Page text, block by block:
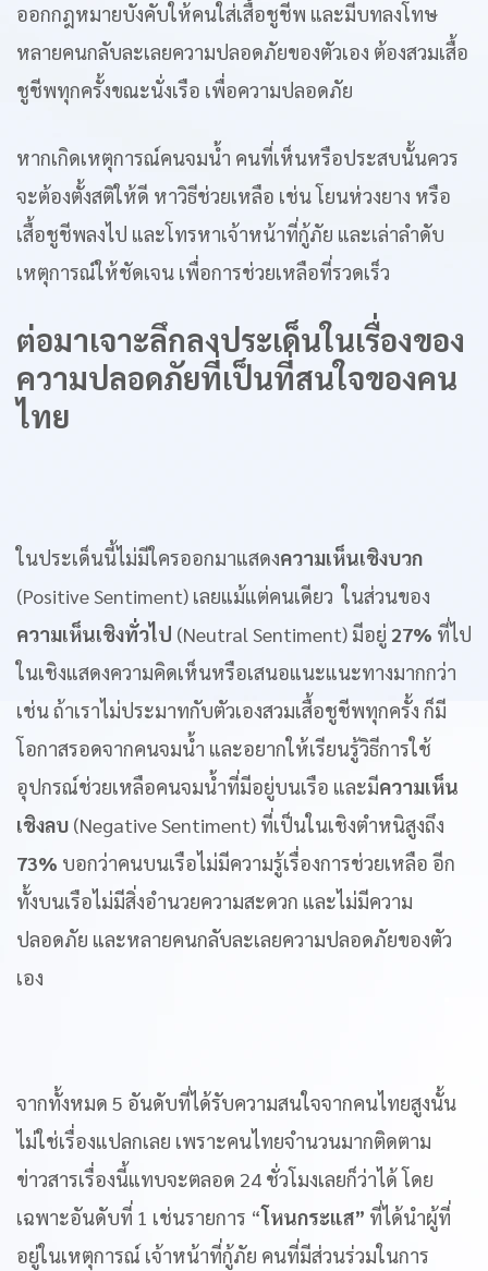
ออกกฎหมายบังคับให้คนใส่เสื้อชูชีพ และมีบทลงโทษ
หลายคนกลับละเลยความปลอดภัยของตัวเอง ต้องสวมเสื้อ
ชูชีพทุกครั้งขณะนั่งเรือ เพื่อความปลอดภัย
หากเกิดเหตุการณ์คนจมน้ำ คนที่เห็นหรือประสบนั้นควร
จะต้องตั้งสติให้ดี หาวิธีช่วยเหลือ เช่น โยนห่วงยาง หรือ
เสื้อชูชีพลงไป และโทรหาเจ้าหน้าที่กู้ภัย และเล่าลำดับ
เหตุการณ์ให้ชัดเจน เพื่อการช่วยเหลือที่รวดเร็ว
ต่อมาเจาะลึกลงประเด็นในเรื่องของ
ความปลอดภัยที่เป็นที่สนใจของคน
ไทย
ในประเด็นนี้ไม่มีใครออกมาแสดงความเห็นเชิงบวก
(Positive Sentiment) เลยแม้แต่คนเดียว ในส่วนของ
ความเห็นเชิงทั่วไป (Neutral Sentiment) มีอยู่ 27% ที่ไป
ในเชิงแสดงความคิดเห็นหรือเสนอแนะแนะทางมากกว่า
เช่น ถ้าเราไม่ประมาทกับตัวเองสวมเสื้อชูชีพทุกครั้ง ก็มี
โอกาสรอดจากคนจมน้ำ และอยากให้เรียนรู้วิธีการใช้
อุปกรณ์ช่วยเหลือคนจมน้ำที่มีอยู่บนเรือ และมีความเห็น
เชิงลบ (Negative Sentiment) ที่เป็นในเชิงตำหนิสูงถึง
73% บอกว่าคนบนเรือไม่มีความรู้เรื่องการช่วยเหลือ อีก
ทั้งบนเรือไม่มีสิ่งอำนวยความสะดวก และไม่มีความ
ปลอดภัย และหลายคนกลับละเลยความปลอดภัยของตัว
เอง
จากทั้งหมด 5 อันดับที่ได้รับความสนใจจากคนไทยสูงนั้น
ไม่ใช่เรื่องแปลกเลย เพราะคนไทยจำนวนมากติดตาม
ข่าวสารเรื่องนี้แทบจะตลอด 24 ชั่วโมงเลยก็ว่าได้ โดย
เฉพาะอันดับที่ 1 เช่นรายการ “โหนกระแส” ที่ได้นำผู้ที่
อยู่ในเหตุการณ์ เจ้าหน้าที่กู้ภัย คนที่มีส่วนร่วมในการ